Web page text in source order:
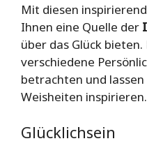
Mit diesen
Ihnen eine Quelle der
über das Glück
verschiedene
betrachten und lassen
Weisheiten inspirieren.
Glücklichsein